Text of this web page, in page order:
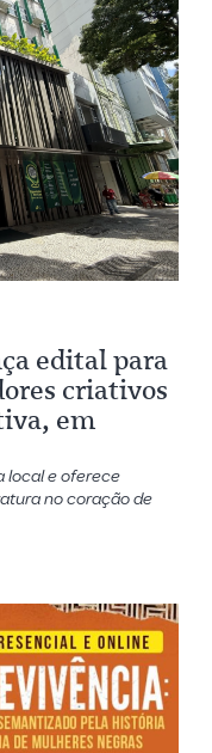
edital para
criativos
em
local e oferece
no coração de